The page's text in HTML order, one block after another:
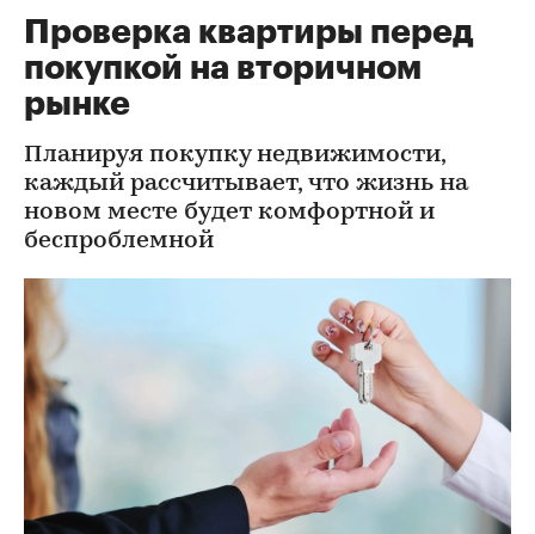
Проверка квартиры перед
покупкой на вторичном
рынке
Планируя покупку недвижимости,
каждый рассчитывает, что жизнь на
новом месте будет комфортной и
беспроблемной